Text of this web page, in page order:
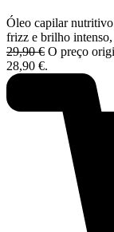
Óleo capilar
frizz e brilho
29,90€ O preço
28,90 €.